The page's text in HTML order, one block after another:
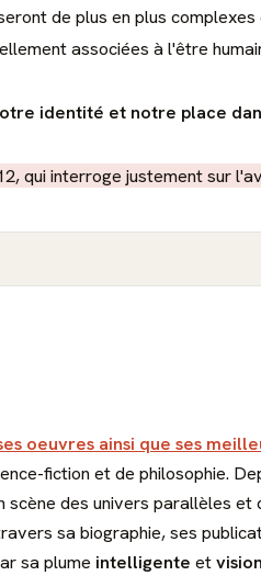
de plus en plus
associées à l'être
identité et notre place
qui interroge justement sur
oeuvres ainsi que ses
fiction et de philosophie.
des univers parallèles
sa biographie, ses
sa plume intelligente et